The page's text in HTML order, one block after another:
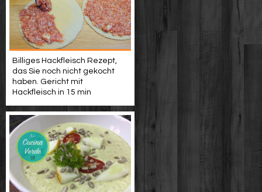
Billiges Hackfleisch Rezept,
das Sie noch nicht gekocht
haben. Gericht mit
Hackfleisch in 15 min